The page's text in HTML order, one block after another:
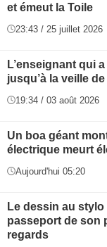
et émeut la Toile
23:43 / 25 juillet 2026
L’enseignant qui
jusqu’à la veille
19:34 / 03 août 2026
Un boa géant
électrique meurt
Aujourd'hui 05:20
Le dessin au
passeport de son
regards